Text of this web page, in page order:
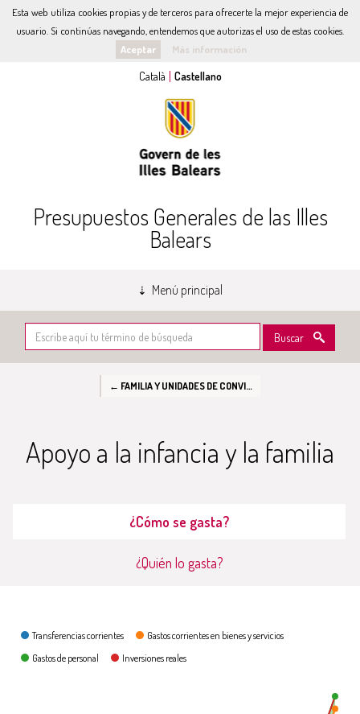
Esta web utiliza cookies propias y de terceros para ofrecerte la mejor experiencia de
usuario. Si continúas navegando, entendemos que autorizas el uso de estas cookies.
Aceptar
Más información
Presupuestos Generales de las Illes
Balears
Menú principal
Buscar
← FAMILIA Y UNIDADES DE CONVIVENCIA
Apoyo a la infancia y la familia
¿Cómo se gasta?
¿Quién lo gasta?
¿Cómo se gasta?
Transferencias corrientes
Gastos corrientes en bienes y servicios
Gastos de personal
Inversiones reales